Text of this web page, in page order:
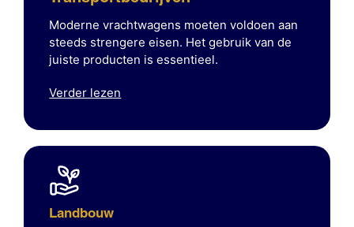
Moderne vrachtwagens moeten voldoen aan
steeds strengere eisen. Het gebruik van de
juiste producten is essentieel.
Verder lezen
Landbouw